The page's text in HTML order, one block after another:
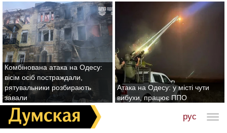
Комбінована атака на Одесу:
вісім осіб постраждали,
рятувальники розбирають
завали
Атака на Одесу: у місті чути
вибухи, працює ППО
рус